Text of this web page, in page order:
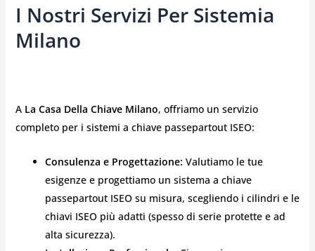
I Nostri Servizi Per Sistemia
Milano
A La Casa Della Chiave Milano, offriamo un servizio
completo per i sistemi a chiave passepartout ISEO:
Consulenza e Progettazione: Valutiamo le tue
esigenze e progettiamo un sistema a chiave
passepartout ISEO su misura, scegliendo i cilindri e le
chiavi ISEO più adatti (spesso di serie protette e ad
alta sicurezza).